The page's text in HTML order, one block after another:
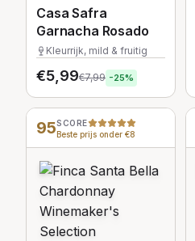
Casa Safra
Garnacha Rosado
Kleurrijk, mild & fruitig
€5,99€7,99 -25%
95SCORE
Beste prijs onder €8